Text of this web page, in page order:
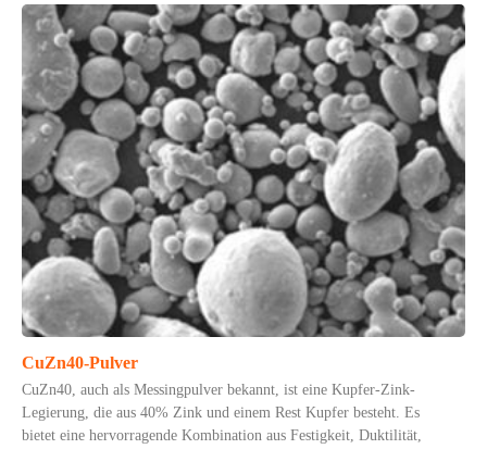
CuZn40-Pulver
CuZn40, auch als Messingpulver bekannt, ist eine Kupfer-Zink-
Legierung, die aus 40% Zink und einem Rest Kupfer besteht. Es
bietet eine hervorragende Kombination aus Festigkeit, Duktilität,